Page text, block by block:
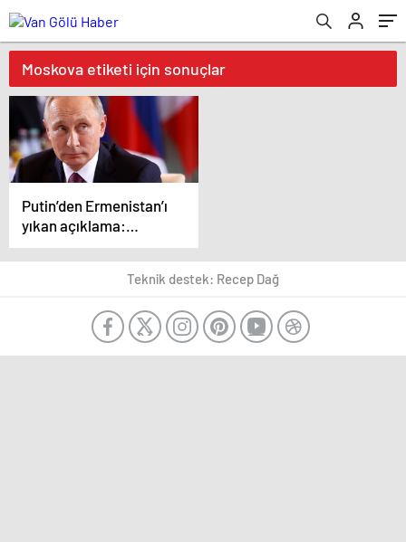
Moskova etiketi için sonuçlar
Putin’den Ermenistan’ı
yıkan açıklama:
Karabağ Azerbaycan’ın
ayrılmaz bir parçasıdır!
Teknik destek: Recep Dağ